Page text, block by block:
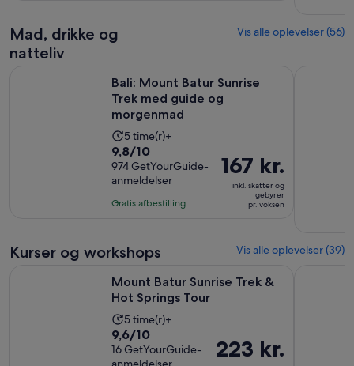
anmeldelser
Mad, drikke og
natteliv
Vis alle oplevelser (56)
Bali: Mount Batur Sunrise
Trek med guide og
morgenmad
Oplevelsens
varighed
er
5
timer
5 time(r)+
9.8
ud
af
10
anmeldelser
9,8/10
974 GetYourGuide-
anmeldelser
Gratis afbestilling
Prisen
er
167 kr.
167 kr.
inkl. skatter og
gebyrer
pr. voksen
Kurser og workshops Vis alle oplevelser (39)
Mount Batur Sunrise Trek &
Hot Springs Tour
Oplevelsens
varighed
er
5 time(r)+
9.6
ud
9,6/10
16 GetYourGuide-
Prisen
er
223 kr.